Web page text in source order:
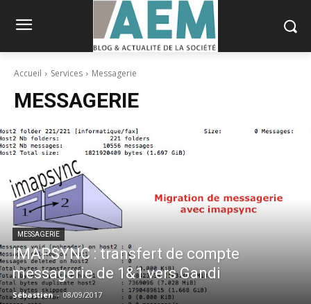
Accueil Services Messagerie
MESSAGERIE
MESSAGERIE
IMAPSYNC : transfert de compte
messagerie de 1&1 vers Gandi
Sébastien - 08/09/2017